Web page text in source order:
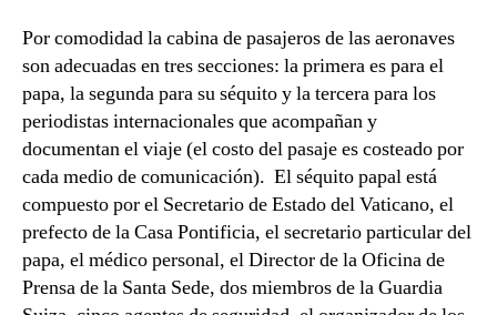
Por comodidad la cabina de pasajeros de las aeronaves
son adecuadas en tres secciones: la primera es para el
papa, la segunda para su séquito y la tercera para los
periodistas internacionales que acompañan y
documentan el viaje (el costo del pasaje es costeado por
cada medio de comunicación). El séquito papal está
compuesto por el Secretario de Estado del Vaticano, el
prefecto de la Casa Pontificia, el secretario particular del
papa, el médico personal, el Director de la Oficina de
Prensa de la Santa Sede, dos miembros de la Guardia